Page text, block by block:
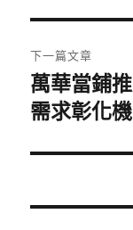
覽
文
章:
下一篇文章
下
一
文
萬華當鋪
需求彰化